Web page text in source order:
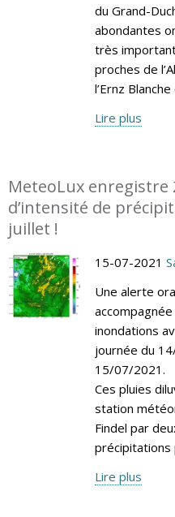
du Grand-
abondantes
très
proches de
l’Ernz
Lire plus
MeteoLux enregistre
d’intensité de
juillet !
15-07-2021
Une alerte
inondations
journée du
15/07/2021.
Ces pluies
station
Findel par
précipitations
Lire plus